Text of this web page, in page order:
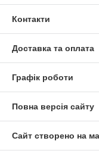
Контакти
Доставка та оплата
Графік роботи
Повна версія сайту
Сайт створено на